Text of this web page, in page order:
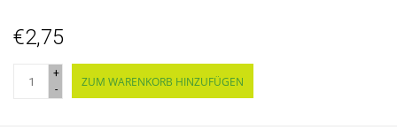
€2,75
+
-
ZUM WARENKORB HINZUFÜGEN